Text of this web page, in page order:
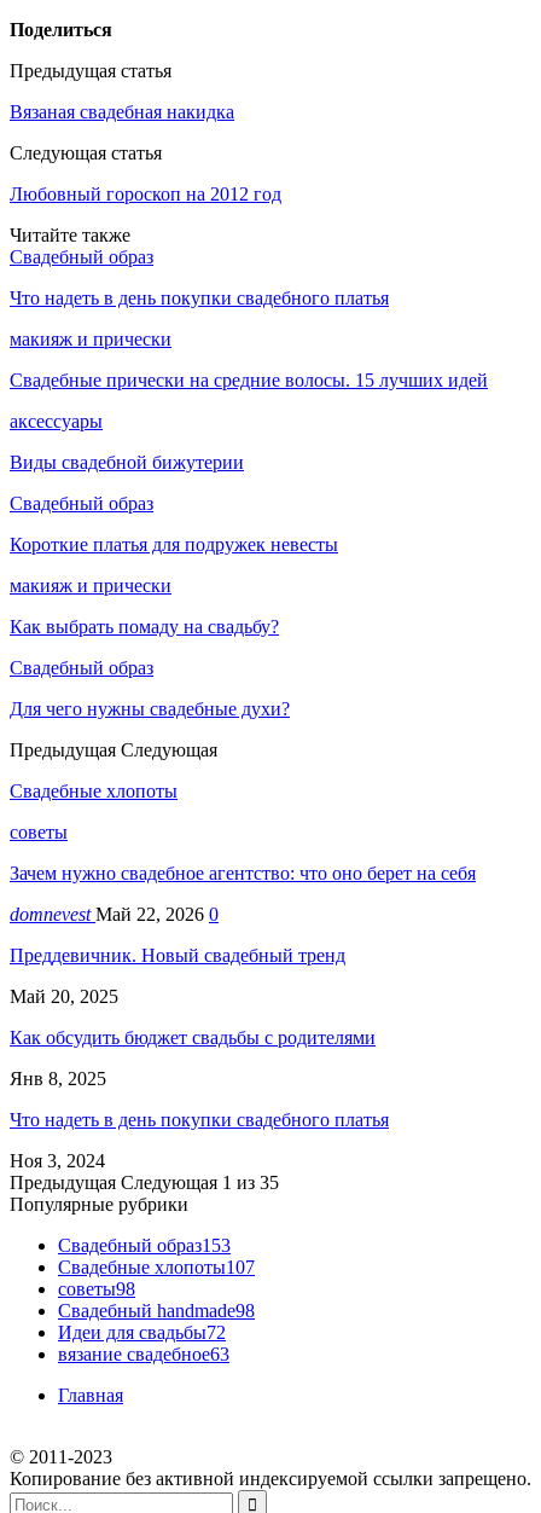
Поделиться
Предыдущая статья
Вязаная свадебная накидка
Следующая статья
Любовный гороскоп на 2012 год
Читайте также
Свадебный образ
Что надеть в день покупки свадебного платья
макияж и прически
Свадебные прически на средние волосы. 15 лучших идей
аксессуары
Виды свадебной бижутерии
Свадебный образ
Короткие платья для подружек невесты
макияж и прически
Как выбрать помаду на свадьбу?
Свадебный образ
Для чего нужны свадебные духи?
Предыдущая Следующая
Свадебные хлопоты
советы
Зачем нужно свадебное агентство: что оно берет на себя
domnevestМай 22, 2026 0
Преддевичник. Новый свадебный тренд
Май 20, 2025
Как обсудить бюджет свадьбы с родителями
Янв 8, 2025
Что надеть в день покупки свадебного платья
Ноя 3, 2024
Предыдущая Следующая 1 из 35
Популярные рубрики
Свадебный образ153
Свадебные хлопоты107
советы98
Свадебный handmade98
Идеи для свадьбы72
вязание свадебное63
Главная
© 2011-2023
Копирование без активной индексируемой ссылки запрещено.